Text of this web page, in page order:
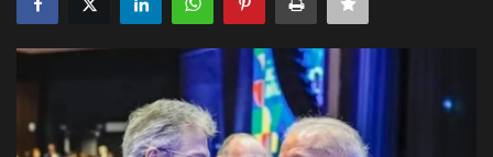
Notícias do Mundo
Política